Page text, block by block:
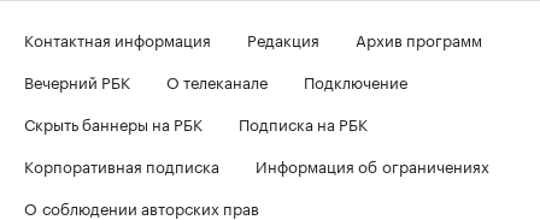
Контактная информация Редакция
Архив программ
Вечерний РБК
О телеканале
Подключение
Скрыть баннеры на РБК
Подписка на РБК
Корпоративная подписка
Информация об ограничениях
О соблюдении авторских прав